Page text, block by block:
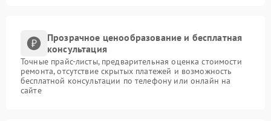
Прозрачное ценообразование и бесплатная
консультация
Точные прайс-листы, предварительная оценка стоимости
ремонта, отсутствие скрытых платежей и возможность
бесплатной консультации по телефону или онлайн на
сайте